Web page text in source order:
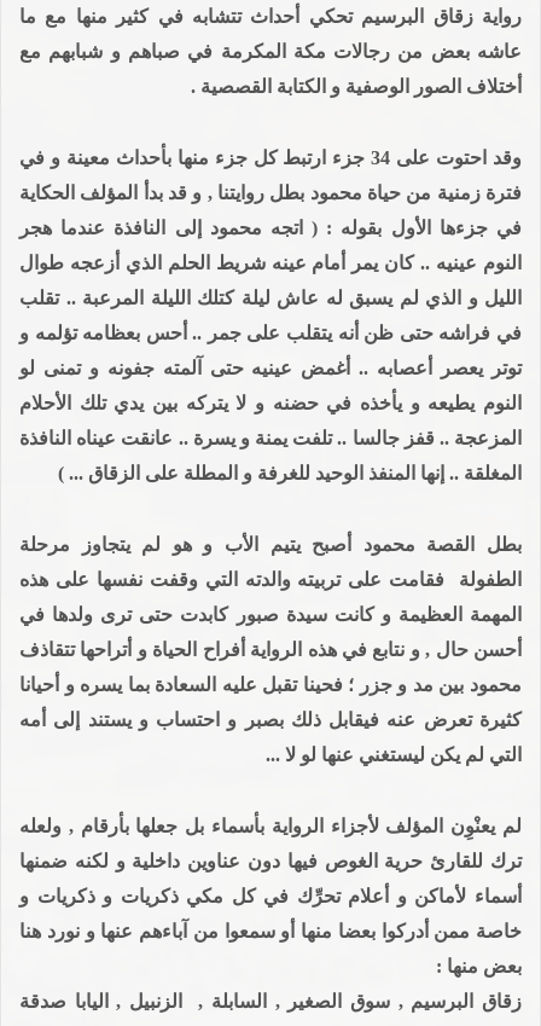
رواية زقاق البرسيم تحكي أحداث تتشابه في كثير منها مع ما
عاشه بعض من رجالات مكة المكرمة في صباهم و شبابهم مع
أختلاف الصور الوصفية و الكتابة القصصية .
وقد احتوت
على 34 جزء ارتبط كل جزء منها بأحداث معينة و في
فترة زمنية من حياة محمود بطل روايتنا , و قد بدأ المؤلف الحكاية
في جزءها الأول بقوله : ( اتجه محمود إلى النافذة عندما هجر
النوم عينيه .. كان يمر أمام عينه شريط الحلم الذي أزعجه طوال
الليل و الذي لم يسبق له عاش ليلة كتلك الليلة المرعبة .. تقلب
في فراشه حتى ظن أنه يتقلب على جمر .. أحس بعظامه تؤلمه و
توتر يعصر أعصابه .. أغمض عينيه حتى آلمته جفونه و تمنى لو
النوم يطيعه و يأخذه في حضنه و لا يتركه بين يدي تلك الأحلام
المزعجة .. قفز جالسا .. تلفت يمنة و يسرة .. عانقت عيناه النافذة
المغلقة .. إنها المنفذ الوحيد للغرفة و المطلة على الزقاق ... )
بطل القصة محمود أصبح يتيم الأب و هو لم يتجاوز مرحلة
الطفولة فقامت على تربيته والدته التي وقفت نفسها على هذه
المهمة العظيمة و كانت سيدة صبور كابدت حتى ترى ولدها في
أحسن حال , و نتابع في هذه الرواية أفراح الحياة و أتراحها تتقاذف
محمود بين مد و جزر ؛ فحينا تقبل عليه السعادة بما يسره و أحيانا
كثيرة تعرض عنه فيقابل ذلك بصبر و احتساب و يستند إلى أمه
التي لم يكن ليستغني عنها لو لا ...
لم يعنْوِن المؤلف لأجزاء الرواية بأسماء بل جعلها بأرقام , ولعله
ترك للقارئ حرية الغوص فيها دون عناوين داخلية و لكنه ضمنها
أسماء لأماكن و أعلام تحرِّك في كل مكي ذكريات و ذكريات و
خاصة ممن أدركوا بعضا منها أو سمعوا من آباءهم عنها و نورد هنا
بعض منها :
زقاق البرسيم , سوق الصغير , السابلة , الزنبيل , اليابا صدقة